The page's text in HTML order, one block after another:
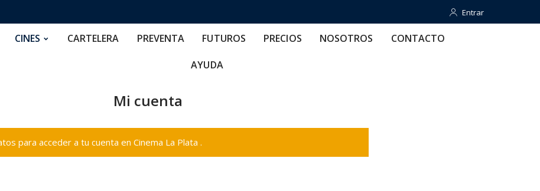
Entrar
Entrar
CINES CARTELERA PREVENTA FUTUROS PRECIOS NOSOTROS CONTACTO
AYUDA
Mi cuenta
para acceder a tu cuenta en Cinema La Plata .